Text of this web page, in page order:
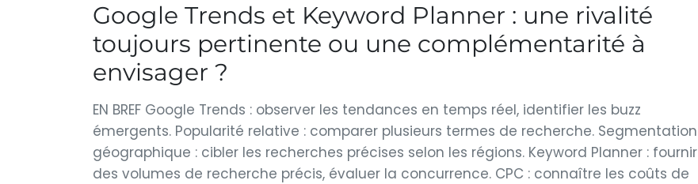
Google Trends et Keyword Planner : une rivalité
toujours pertinente ou une complémentarité à
envisager ?
EN BREF Google Trends : observer les tendances en temps réel, identifier les buzz
émergents. Popularité relative : comparer plusieurs termes de recherche. Segmentation
géographique : cibler les recherches précises selon les régions. Keyword Planner : fournir
des volumes de recherche précis, évaluer la concurrence. CPC : connaître les coûts de